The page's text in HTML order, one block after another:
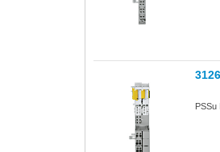
PSSu